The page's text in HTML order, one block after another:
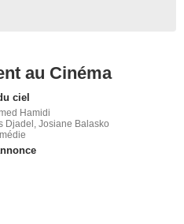
au Cinéma
ciel
Hamidi
Djadel, Josiane Balasko